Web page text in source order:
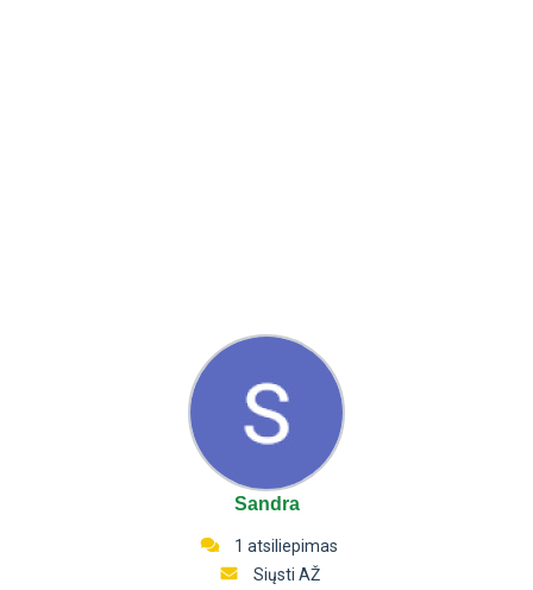
Sandra
1 atsiliepimas
Siųsti AŽ